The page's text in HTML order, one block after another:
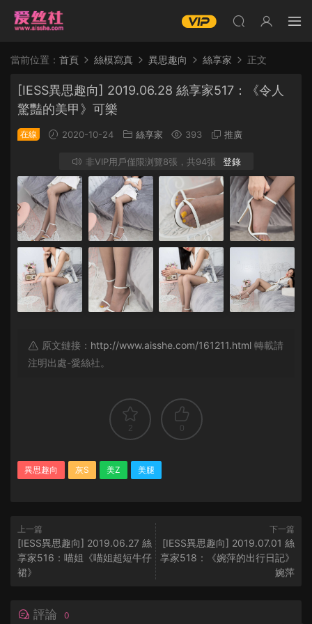
當前位置： 首頁 絲模寫真 異思趣向 絲享家 正文
[IESS異思趣向] 2019.06.28 絲享家517：《令人
驚豔的美甲》可樂
在線 2020-10-24 絲享家 393 推廣
非VIP用戶僅限浏覽8張，共94張 登錄
原文鏈接： http://www.aisshe.com/161211.html 轉載請
注明出處-愛絲社。
2 0
異思趣向 灰S 美Z 美腿
上一篇
[IESS異思趣向] 2019.06.27 絲
享家516：喵姐《喵姐超短牛仔
裙》
下一篇
[IESS異思趣向] 2019.07.01 絲
享家518：《婉萍的出行日記》
婉萍
評論 0